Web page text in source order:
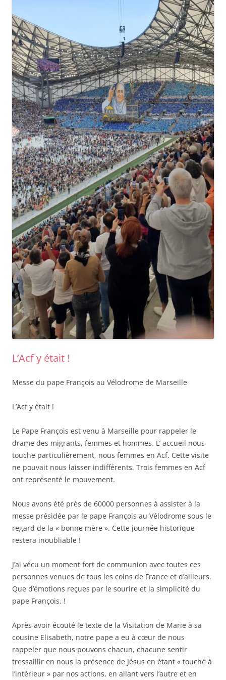
L’Acf y était !
Messe du pape François au Vélodrome de Marseille
L’Acf y était !
Le Pape François est venu à Marseille pour rappeler le
drame des migrants, femmes et hommes. L’ accueil nous
touche particulièrement, nous femmes en Acf. Cette visite
ne pouvait nous laisser indifférents. Trois femmes en Acf
ont représenté le mouvement.
Nous avons été près de 60000 personnes à assister à la
messe présidée par le pape François au Vélodrome sous le
regard de la « bonne mère ». Cette journée historique
restera inoubliable !
J’ai vécu un moment fort de communion avec toutes ces
personnes venues de tous les coins de France et d’ailleurs.
Que d’émotions reçues par le sourire et la simplicité du
pape François. !
Après avoir écouté le texte de la Visitation de Marie à sa
cousine Elisabeth, notre pape a eu à cœur de nous
rappeler que nous pouvons chacun, chacune sentir
tressaillir en nous la présence de Jésus en étant « touché à
l’intérieur » par nos actions, en allant vers l’autre et en